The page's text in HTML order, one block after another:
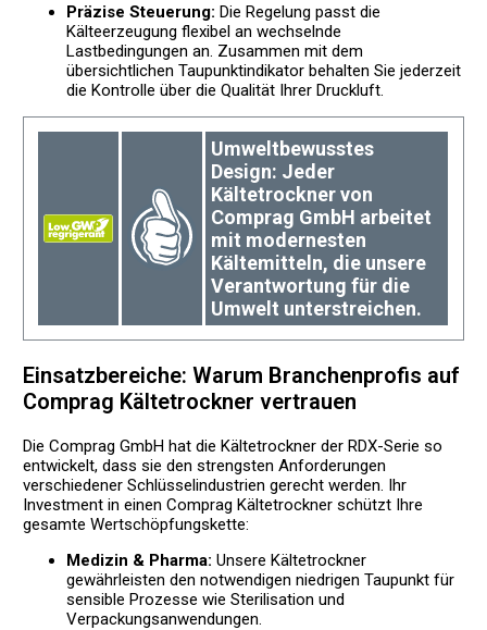
Präzise Steuerung: Die Regelung passt die
Kälteerzeugung flexibel an wechselnde
Lastbedingungen an. Zusammen mit dem
übersichtlichen Taupunktindikator behalten Sie jederzeit
die Kontrolle über die Qualität Ihrer Druckluft.
Umweltbewusstes
Design: Jeder
Kältetrockner von
Comprag GmbH arbeitet
mit modernesten
Kältemitteln, die unsere
Verantwortung für die
Umwelt unterstreichen.
Einsatzbereiche: Warum Branchenprofis auf
Comprag Kältetrockner vertrauen
Die Comprag GmbH hat die Kältetrockner der RDX-Serie so
entwickelt, dass sie den strengsten Anforderungen
verschiedener Schlüsselindustrien gerecht werden. Ihr
Investment in einen Comprag Kältetrockner schützt Ihre
gesamte Wertschöpfungskette:
Medizin & Pharma: Unsere Kältetrockner
gewährleisten den notwendigen niedrigen Taupunkt für
sensible Prozesse wie Sterilisation und
Verpackungsanwendungen.